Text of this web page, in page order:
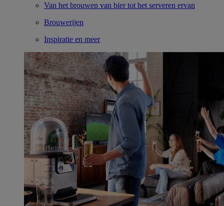
Van het brouwen van bier tot het serveren ervan
Brouwerijen
Inspiratie en meer